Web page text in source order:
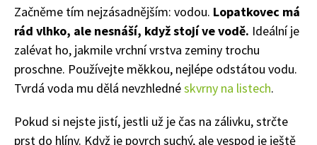
Začněme tím nejzásadnějším: vodou. Lopatkovec má
rád vlhko, ale nesnáší, když stojí ve vodě. Ideální je
zalévat ho, jakmile vrchní vrstva zeminy trochu
proschne. Používejte měkkou, nejlépe odstátou vodu.
Tvrdá voda mu dělá nevzhlednéskvrny na listech.
Pokud si nejste jistí, jestli už je čas na zálivku, strčte
prst do hlíny. Když je povrch suchý, ale vespod je ještě